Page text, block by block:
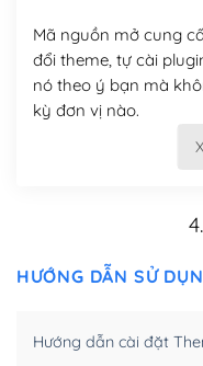
Mã nguồn mở cung
đổi theme, tự cài
nó theo ý bạn mà
kỳ đơn vị nào.
Việc của bạn là đăng
Có thể tùy biến trên
– Thân thiện với công
WordPress bao gồm
HƯỚNG DẪN SỬ
Hướng dẫn cài đặt